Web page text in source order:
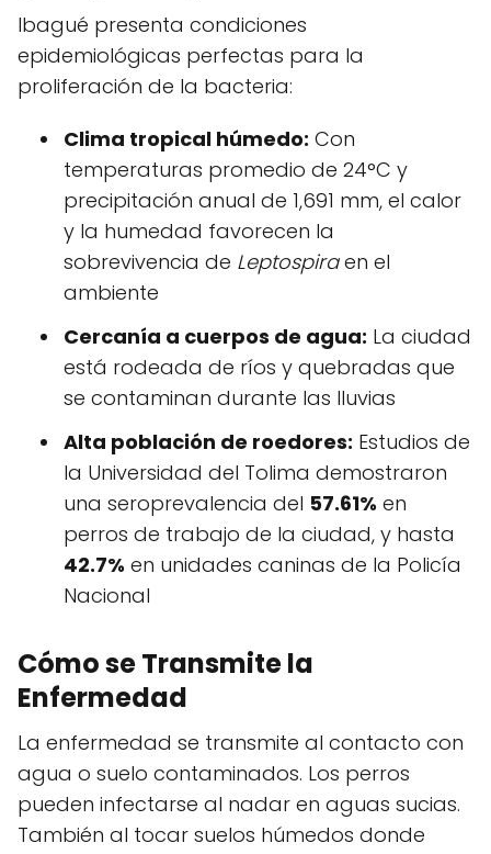
Ibagué presenta condiciones
epidemiológicas perfectas para la
proliferación de la bacteria:
Clima tropical húmedo: Con
temperaturas promedio de 24°C y
precipitación anual de 1,691 mm, el calor
y la humedad favorecen la
sobrevivencia de Leptospiraen el
ambiente
Cercanía a cuerpos de agua: La ciudad
está rodeada de ríos y quebradas que
se contaminan durante las lluvias
Alta población de roedores: Estudios de
la Universidad del Tolima demostraron
una seroprevalencia del 57.61% en
perros de trabajo de la ciudad, y hasta
42.7% en unidades caninas de la Policía
Nacional
Cómo se Transmite la
Enfermedad
La enfermedad se transmite al contacto con
agua o suelo contaminados. Los perros
pueden infectarse al nadar en aguas sucias.
También al tocar suelos húmedos donde